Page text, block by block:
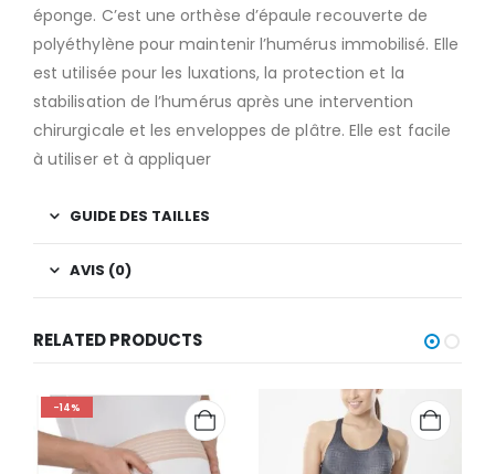
éponge. C’est une orthèse d’épaule recouverte de
polyéthylène pour maintenir l’humérus immobilisé. Elle
est utilisée pour les luxations, la protection et la
stabilisation de l’humérus après une intervention
chirurgicale et les enveloppes de plâtre. Elle est facile
à utiliser et à appliquer
GUIDE DES TAILLES
AVIS (0)
RELATED PRODUCTS
-14%